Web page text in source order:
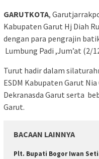
GARUTKOTA,
Kabupaten Garut Hj Diah
dengan para pengrajin
Lumbung Padi ,Jum’at (2/
Turut hadir dalam
ESDM Kabupaten Garut
Dekranasda Garut serta
Garut.
BACAAN LAINNYA
Plt. Bupati Bogor Iwan